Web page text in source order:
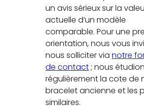
un avis sérieux sur la
actuelle d’un modèle
comparable. Pour une
orientation, nous vous
nous solliciter vianotre
de contact; nous
régulièrement la cote de
bracelet ancienne et les
similaires.